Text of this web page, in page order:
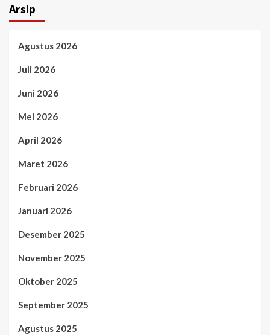
Arsip
Agustus 2026
Juli 2026
Juni 2026
Mei 2026
April 2026
Maret 2026
Februari 2026
Januari 2026
Desember 2025
November 2025
Oktober 2025
September 2025
Agustus 2025